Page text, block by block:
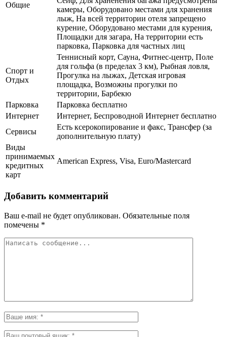
Общие
камеры, Оборудовано местами для хранения
лыж, На всей территории отеля запрещено
курение, Оборудовано местами для курения,
Площадки для загара, На территории есть
парковка, Парковка для частных лиц
Спорт и
Отдых
Теннисный корт, Сауна, Фитнес-центр, Поле
для гольфа (в пределах 3 км), Рыбная ловля,
Прогулка на лыжах, Детская игровая
площадка, Возможны прогулки по
территории, Барбекю
Парковка
Парковка бесплатно
Интернет
Интернет, Беспроводной Интернет бесплатно
Сервисы
Есть ксерокопирование и факс, Трансфер (за
дополнительную плату)
Виды
принимаемых
кредитных
карт
American Express, Visa, Euro/Mastercard
Добавить комментарий
Ваш e-mail не будет опубликован. Обязательные поля
помечены *